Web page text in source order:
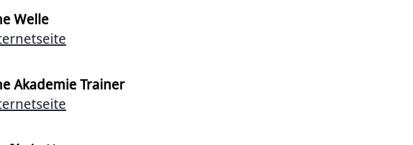
Welle
Akademie Trainer